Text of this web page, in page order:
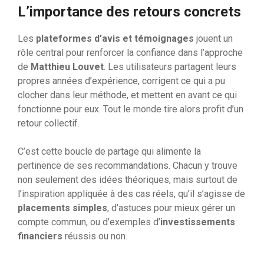
L’importance des retours concrets
Les plateformes d’avis et témoignages jouent un
rôle central pour renforcer la confiance dans l’approche
de Matthieu Louvet . Les utilisateurs partagent leurs
propres années d’expérience, corrigent ce qui a pu
clocher dans leur méthode, et mettent en avant ce qui
fonctionne pour eux. Tout le monde tire alors profit d’un
retour collectif.
C’est cette boucle de partage qui alimente la
pertinence de ses recommandations. Chacun y trouve
non seulement des idées théoriques, mais surtout de
l’inspiration appliquée à des cas réels, qu’il s’agisse de
placements simples, d’astuces pour mieux gérer un
compte commun, ou d’exemples d’investissements
financiers réussis ou non.